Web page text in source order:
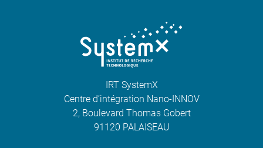
IRT SystemX
Centre d’intégration Nano-INNOV
2, Boulevard Thomas Gobert
91120 PALAISEAU